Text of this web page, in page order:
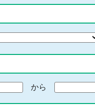
から